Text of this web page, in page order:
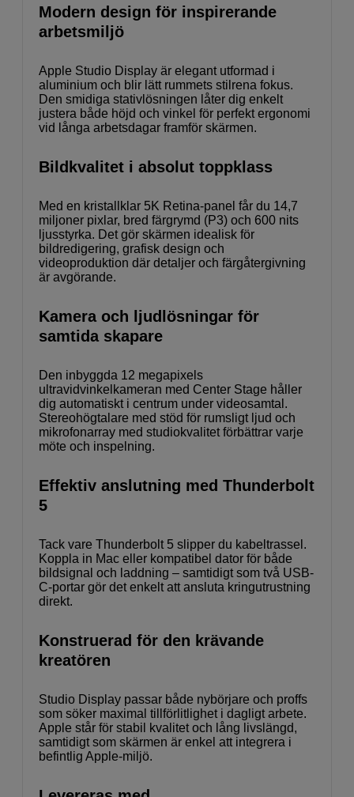
Modern design för inspirerande
arbetsmiljö
Apple Studio Display är elegant utformad i
aluminium och blir lätt rummets stilrena fokus.
Den smidiga stativlösningen låter dig enkelt
justera både höjd och vinkel för perfekt ergonomi
vid långa arbetsdagar framför skärmen.
Bildkvalitet i absolut toppklass
Med en kristallklar 5K Retina-panel får du 14,7
miljoner pixlar, bred färgrymd (P3) och 600 nits
ljusstyrka. Det gör skärmen idealisk för
bildredigering, grafisk design och
videoproduktion där detaljer och färgåtergivning
är avgörande.
Kamera och ljudlösningar för
samtida skapare
Den inbyggda 12 megapixels
ultravidvinkelkameran med Center Stage håller
dig automatiskt i centrum under videosamtal.
Stereohögtalare med stöd för rumsligt ljud och
mikrofonarray med studiokvalitet förbättrar varje
möte och inspelning.
Effektiv anslutning med Thunderbolt
5
Tack vare Thunderbolt 5 slipper du kabeltrassel.
Koppla in Mac eller kompatibel dator för både
bildsignal och laddning – samtidigt som två USB-
C-portar gör det enkelt att ansluta kringutrustning
direkt.
Konstruerad för den krävande
kreatören
Studio Display passar både nybörjare och proffs
som söker maximal tillförlitlighet i dagligt arbete.
Apple står för stabil kvalitet och lång livslängd,
samtidigt som skärmen är enkel att integrera i
befintlig Apple-miljö.